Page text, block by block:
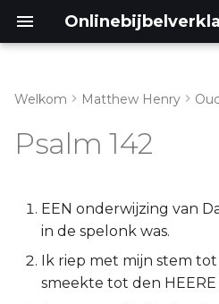
Psalm 142:5-8
Lukas
Johannes
Welkom Matthew Henry
Psalm 142
EEN onderwijzing van
in de spelonk was.
Ik riep met mijn stem tot
smeekte tot den